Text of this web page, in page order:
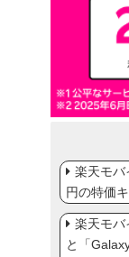
楽天モバ
円の特価
楽天モ
と「